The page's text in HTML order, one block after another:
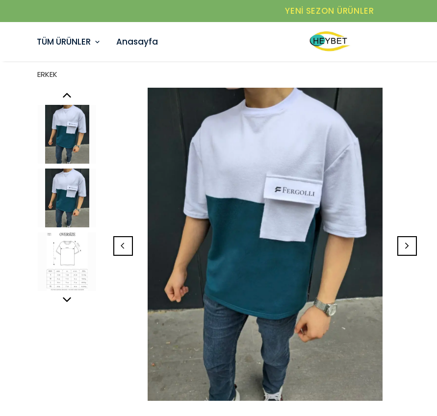
YENI SEZON ÜRÜNLER
TÜM ÜRÜNLER Anasayfa
ERKEK